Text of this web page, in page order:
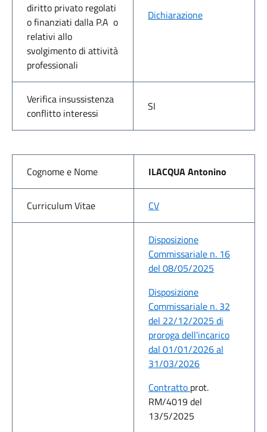
diritto privato regolati
o finanziati dalla P.A o
relativi allo
svolgimento di attività
professionali
Dichiarazione
Verifica insussistenza
conflitto interessi
SI
Cognome e Nome ILACQUA Antonino
Curriculum Vitae CV
Disposizione
Commissariale n. 16
del 08/05/2025
Disposizione
Commissariale n. 32
del 22/12/2025 di
proroga dell'incarico
dal 01/01/2026 al
31/03/2026
Contratto prot.
RM/4019 del
13/5/2025